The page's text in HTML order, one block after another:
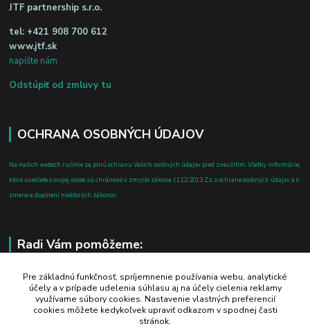
JTF partnership s.r.o.
tel: +421 908 700 612
www.jtf.sk
napíšte nám
Odstúpiť od zmluvy tu
OCHRANA OSOBNÝCH ÚDAJOV
Na našich weboch ručíme za plnú ochranu Vašich osobných údajov pred zneužitím. Všetky informácie,
ktoré uvediete o svojej osobe, sú chránené v zmysle zákona č.122/2013 Z.z. o ochrane osobných údajov a o
zmene a doplnení niektorých zákonov.
Radi Vám pomôžeme:
+421 908 700 612
po-pia: 8.00 - 16.00
business@jtf.sk
Pre základnú funkčnosť, spríjemnenie používania webu, analytické
účely a v prípade udelenia súhlasu aj na účely cielenia reklamy
využívame súbory cookies. Nastavenie vlastných preferencií
cookies môžete kedykoľvek upraviť odkazom v spodnej časti
stránok.